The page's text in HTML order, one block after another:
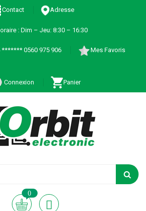
Contact Adresse
: Dim – Jeu: 8:30 – 16:30
******* 0560 975 906 Mes Favoris
Connexion Panier
0